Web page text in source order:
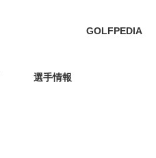
GOLFPEDIA
選手情報